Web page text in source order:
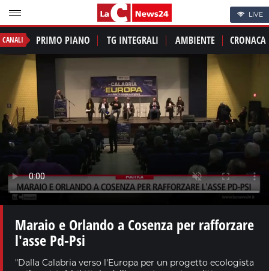
LIVE
CANALI PRIMO PIANO TG INTEGRALI AMBIENTE CRONACA
Maraio e Orlando a Cosenza per rafforzare
l'asse Pd-Psi
"Dalla Calabria verso l'Europa per un progetto ecologista